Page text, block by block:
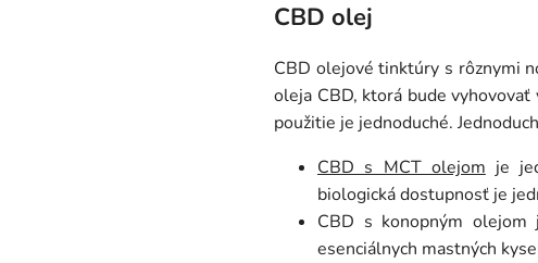
CBD olej
CBD olejové tinktúry s rôznymi
oleja CBD, ktorá bude
použitie je jednoduché.
CBD s MCT olejomje
biologická dostupnosť je
CBD s konopným olejom
esenciálnych mastných